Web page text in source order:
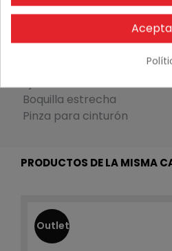
Adaptador
Boquilla estrecha
Pinza para cinturón
PRODUCTOS DE LA MISMA
Outlet